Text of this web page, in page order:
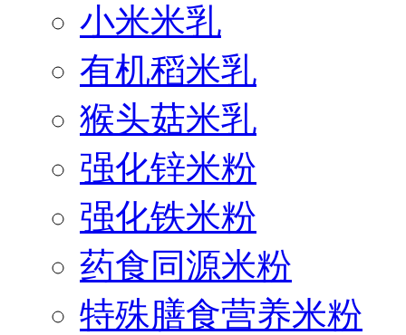
小米米乳
有机稻米乳
猴头菇米乳
强化锌米粉
强化铁米粉
药食同源米粉
特殊膳食营养米粉